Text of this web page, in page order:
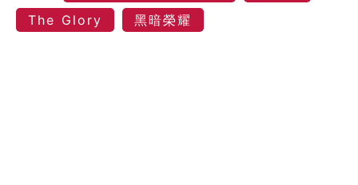
The Glory
黑暗榮耀